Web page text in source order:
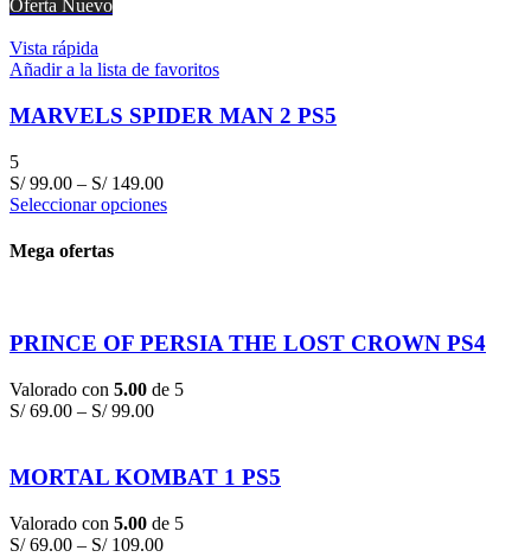
Oferta Nuevo
Vista rápida
Añadir a la lista de favoritos
MARVELS SPIDER MAN 2 PS5
5
S/99.00 – S/149.00
Seleccionar opciones
Mega ofertas
PRINCE OF PERSIA THE LOST CROWN PS4
Valorado con 5.00 de 5
S/69.00 – S/99.00
MORTAL KOMBAT 1 PS5
Valorado con 5.00 de 5
S/69.00 – S/109.00